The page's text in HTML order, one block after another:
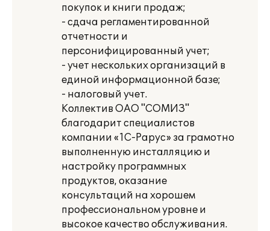
покупок и книги продаж;
- сдача регламентированной
отчетности и
персонифицированный учет;
- учет нескольких организаций в
единой информационной базе;
- налоговый учет.
Коллектив ОАО "СОМИЗ"
благодарит специалистов
компании «1С-Рарус» за грамотно
выполненную инсталляцию и
настройку программных
продуктов, оказание
консультаций на хорошем
профессиональном уровне и
высокое качество обслуживания.